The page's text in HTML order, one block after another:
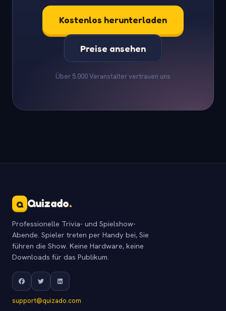
Kostenlos herunterladen
Preise ansehen
Über 5.000 Veranstalter vertrauen uns
Q Quizado.
Professionelle Trivia- und Spielshow-
Abende. Spieler treten per Handy bei, Sie
führen die Show. Keine Hardware, keine
Downloads für das Publikum.
support@quizado.com